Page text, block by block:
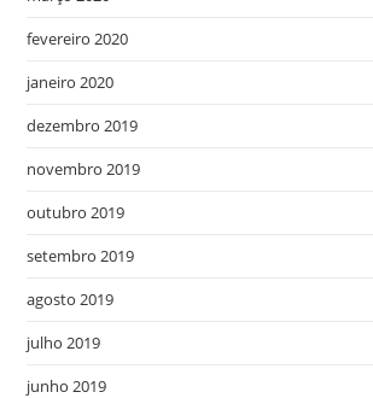
fevereiro 2020
janeiro 2020
dezembro 2019
novembro 2019
outubro 2019
setembro 2019
agosto 2019
julho 2019
junho 2019